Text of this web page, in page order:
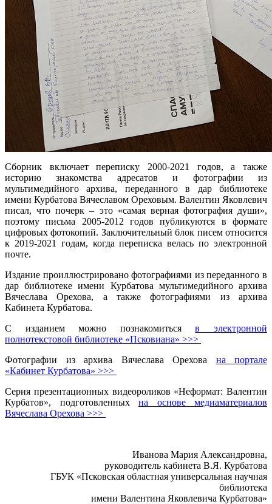
Сборник включает переписку 2000-2021 годов, а также
историю знакомства адресатов и фотографии из
мультимедийного архива, переданного в дар библиотеке
имени Курбатова Вячеславом Ореховым. Валентин Яковлевич
писал, что почерк – это «самая верная фотография души»,
поэтому письма 2005-2012 годов публикуются в формате
цифровых фотокопий. Заключительный блок писем относится
к 2019-2021 годам, когда переписка велась по электронной
почте.
Издание проиллюстрировано фотографиями из переданного в
дар библиотеке имени Курбатова мультимедийного архива
Вячеслава Орехова, а также фотографиями из архива
Кабинета Курбатова.
С изданием можно познакомитьсяв электронной
полнотекстовой библиотеке «Псковиана» >>>
Фотографии из архива Вячеслава Орехова на портале
«Кабинет Курбатова» >>>
Серия презентационных видеороликов «Неформат: Валентин
Курбатов», подготовленных на основе медиаматериалов
Вячеслава Орехова >>>
Иванова Мария Александровна,
руководитель кабинета В.Я. Курбатова
ГБУК «Псковская областная универсальная научная
библиотека
имени Валентина Яковлевича Курбатова»